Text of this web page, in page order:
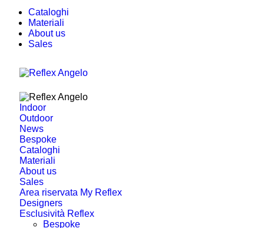
Cataloghi
Materiali
About us
Sales
Indoor
Outdoor
News
Bespoke
Cataloghi
Materiali
About us
Sales
Area riservata My Reflex
Designers
Esclusività Reflex
Bespoke